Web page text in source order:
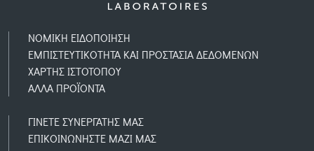
ΝΟΜΙΚH ΕΙΔΟΠOIΗΣΗ
ΕΜΠΙΣΤΕΥΤΙΚOΤΗΤΑ ΚΑΙ ΠΡΟΣΤΑΣIΑ ΔΕΔΟΜEΝΩΝ
ΧΑΡΤΗΣ ΙΣΤΟΤΟΠΟΥ
AΛΛΑ ΠΡΟΪOΝΤΑ
ΓΙΝΕΤΕ ΣΥΝΕΡΓΑΤΗΣ ΜΑΣ
ΕΠΙΚΟΙΝΩΝΗΣΤΕ ΜΑΖΙ ΜΑΣ